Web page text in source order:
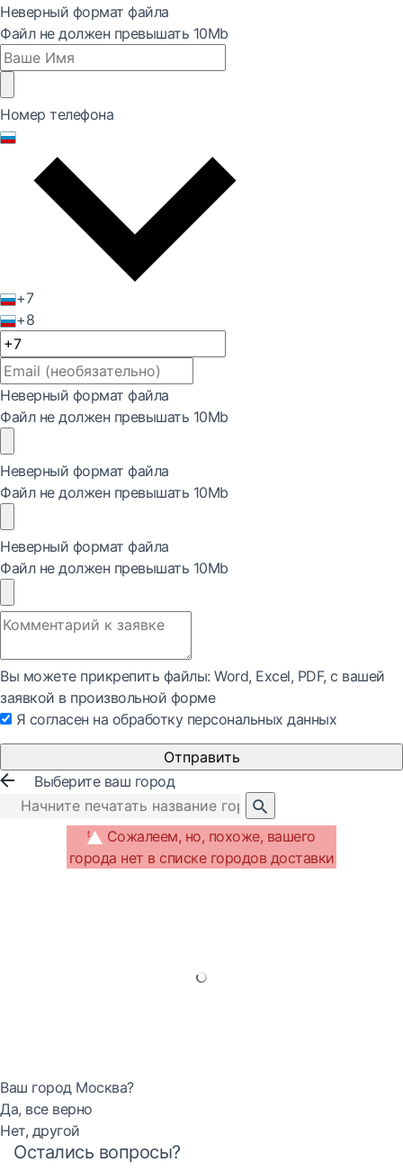
Неверный формат файла
Файл не должен превышать 10Mb
Номер телефона
+7
+8
Неверный формат файла
Файл не должен превышать 10Mb
Неверный формат файла
Файл не должен превышать 10Mb
Неверный формат файла
Файл не должен превышать 10Mb
Вы можете прикрепить файлы: Word, Exсel, PDF, с вашей
заявкой в произвольной форме
Я согласен на обработку персональных данных
Отправить
Выберите ваш город
Сожалеем, но, похоже, вашего
города нет в списке городов доставки
Ваш город Москва?
Да, все верно
Нет, другой
Остались вопросы?